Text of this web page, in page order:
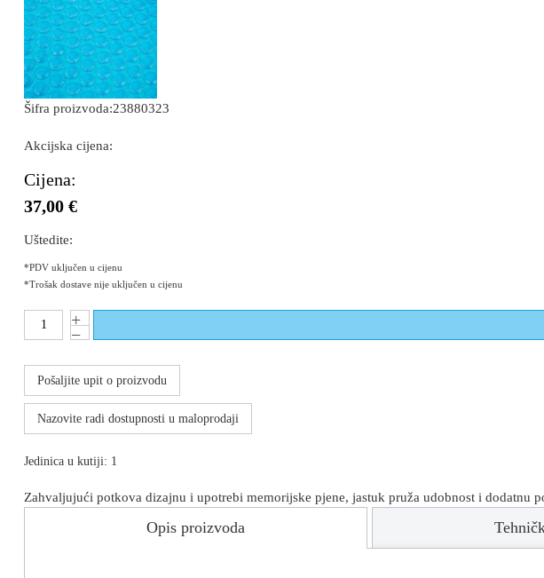
Šifra proizvoda:23880323
Akcijska cijena:
Cijena:
37,00 €
Uštedite:
*PDV uključen u cijenu
*Trošak dostave nije uključen u cijenu
Pošaljite upit o proizvodu
Nazovite radi dostupnosti u maloprodaji
Jedinica u kutiji: 1
Zahvaljujući potkova dizajnu i upotrebi memorijske pjene, jastuk pruža udobnost i
Opis proizvoda